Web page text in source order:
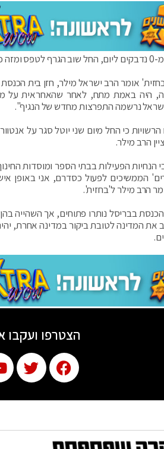
לסירוגין.
אומר הרב ישראל מילר, חזן בית
היה באמת מתח, לאחר שהאחראית על
נרשמה התפרצות מחדש של הנגיף".
כי החל מיום שני יוטל סגר על
הרב מילר.
הנחיות הפעילות בבתי הספר ומוסדות
הממשיכים לפעול כסדרם, אני באופן
הרב מילר ל'בחזית'.
את המדינה לטובת ביקור במדינה אחרת,
הצטרפו ועקבו